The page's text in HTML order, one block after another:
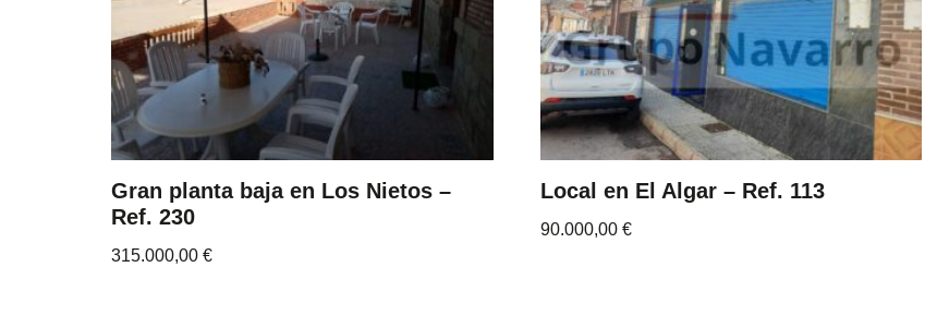
Gran planta baja en Los Nietos –
Ref. 230
315.000,00 €
Local en El Algar – Ref. 113
90.000,00 €